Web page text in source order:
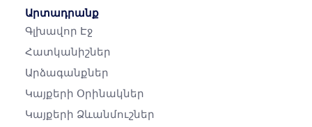
Արտադրանք
Գլխավոր Էջ
Հատկանիշներ
Արձագանքներ
Կայքերի Օրինակներ
Կայքերի Ձևանմուշներ